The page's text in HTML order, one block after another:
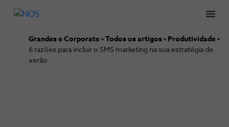
Grandes e Corporate Todos os artigos
Produtividade
6 razões para incluir o SMS marketing na sua estratégia de
verão